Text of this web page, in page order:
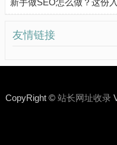
新手做SEO怎么做？这份
友情链接
CopyRight © 站长网址收录